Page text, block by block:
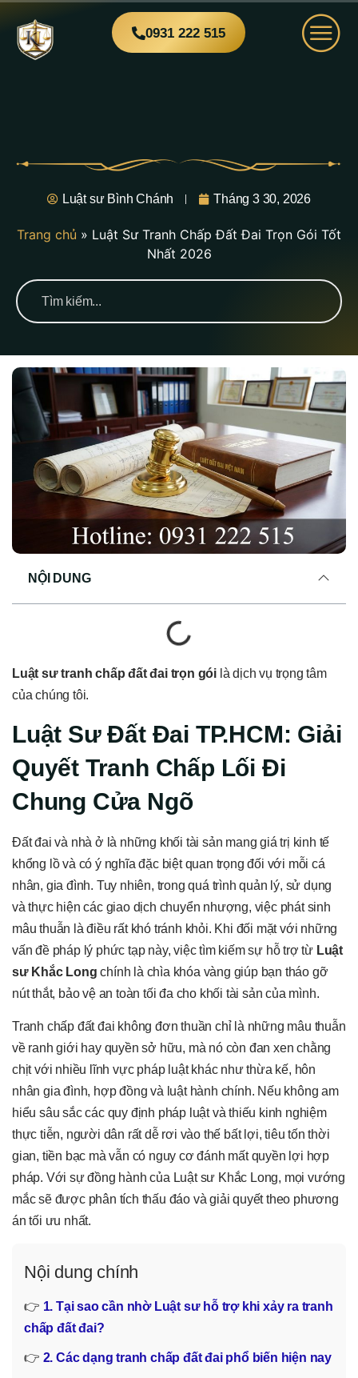
0931 222 515
Luật sư Bình Chánh Tháng 3 30, 2026
Trang chủ » Luật Sư Tranh Chấp Đất Đai Trọn Gói Tốt
Nhất 2026
NỘI DUNG
Luật sư tranh chấp đất đai trọn gói là dịch vụ trọng tâm
của chúng tôi.
Luật Sư Đất Đai TP.HCM: Giải
Quyết Tranh Chấp Lối Đi
Chung Cửa Ngõ
Đất đai và nhà ở là những khối tài sản mang giá trị kinh tế
khổng lồ và có ý nghĩa đặc biệt quan trọng đối với mỗi cá
nhân, gia đình. Tuy nhiên, trong quá trình quản lý, sử dụng
và thực hiện các giao dịch chuyển nhượng, việc phát sinh
mâu thuẫn là điều rất khó tránh khỏi. Khi đối mặt với những
vấn đề pháp lý phức tạp này, việc tìm kiếm sự hỗ trợ từ Luật
sư Khắc Long chính là chìa khóa vàng giúp bạn tháo gỡ
nút thắt, bảo vệ an toàn tối đa cho khối tài sản của mình.
Tranh chấp đất đai không đơn thuần chỉ là những mâu thuẫn
về ranh giới hay quyền sở hữu, mà nó còn đan xen chằng
chịt với nhiều lĩnh vực pháp luật khác như thừa kế, hôn
nhân gia đình, hợp đồng và luật hành chính. Nếu không am
hiểu sâu sắc các quy định pháp luật và thiếu kinh nghiệm
thực tiễn, người dân rất dễ rơi vào thế bất lợi, tiêu tốn thời
gian, tiền bạc mà vẫn có nguy cơ đánh mất quyền lợi hợp
pháp. Với sự đồng hành của Luật sư Khắc Long, mọi vướng
mắc sẽ được phân tích thấu đáo và giải quyết theo phương
án tối ưu nhất.
Nội dung chính
👉 1. Tại sao cần nhờ Luật sư hỗ trợ khi xảy ra tranh
chấp đất đai?
👉 2. Các dạng tranh chấp đất đai phổ biến hiện nay